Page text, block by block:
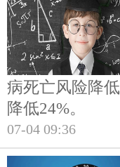
病死亡风险降
降低24%。
07-04 09:36